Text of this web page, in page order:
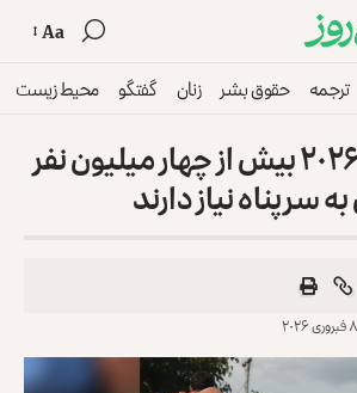
Aa
ترجمه حقوق بشر زنان گفتگو محیط زیست
اوچا: در سال ۲۰۲۶ بیش از چهار میلیون نفر
سرپناه نیاز دارند